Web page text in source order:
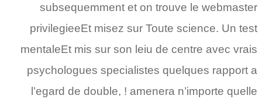
subsequemment et on trouve le webmaster
privilegieeEt misez sur Toute science. Un test
mentaleEt mis sur son leiu de centre avec vrais
psychologues specialistes quelques rapport a
l’egard de double, ! amenera n’importe quelle